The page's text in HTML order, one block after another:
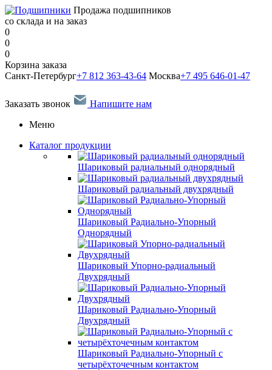
Продажа подшипников
со склада и на заказ
0
0
0
Корзина заказа
Санкт-Петербург+7 812 363-43-64 Москва+7 495 646-01-47
Заказать звонок
Напишите нам
Меню
Каталог продукции
Шариковый радиальный однорядный
Шариковый радиальный двухрядный
Шариковый Радиально-Упорный
Однорядный
Шариковый Упорно-радиальный
Двухрядный
Шариковый Радиально-Упорный
Двухрядный
Шариковый Радиально-Упорный с
четырёхточечным контактом